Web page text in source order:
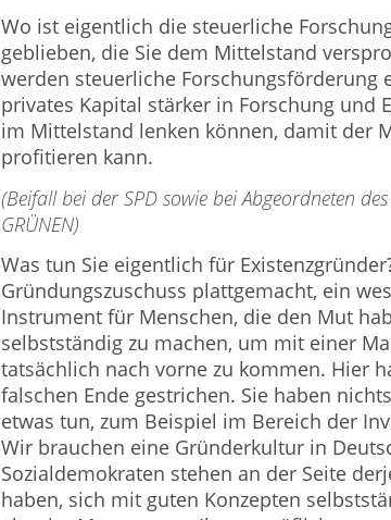
Wo ist eigentlich die steuerliche
geblieben, die Sie dem Mittelstand
werden steuerliche Forschungsförderung
privates Kapital stärker in Forschung und
im Mittelstand lenken können, damit der
profitieren kann.
(Beifall bei der SPD sowie bei Abgeordneten
GRÜNEN)
Was tun Sie eigentlich für
Gründungszuschuss plattgemacht, ein
Instrument für Menschen, die den Mut
selbstständig zu machen, um mit einer
tatsächlich nach vorne zu kommen. Hier
falschen Ende gestrichen. Sie haben
etwas tun, zum Beispiel im Bereich der
Wir brauchen eine Gründerkultur in
Sozialdemokraten stehen an der Seite
haben, sich mit guten Konzepten